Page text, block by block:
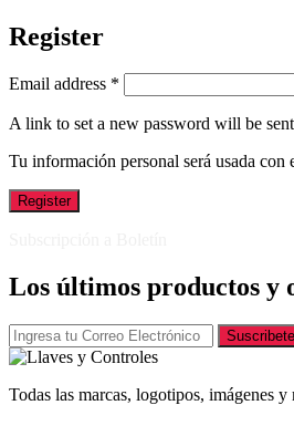
Register
Email address *
A link to set a new password will be
Tu información personal será usada
Register
Los últimos productos y
Todas las marcas, logotipos, imágenes